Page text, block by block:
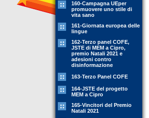
160-Campagna UEper
promuovere uno stile di
vita sano
161-Giornata europea delle
lingue
162-Terzo panel COFE,
JSTE di MEM a Cipro,
premio Natali 2021 e
adesioni contro
disinformazione
163-Terzo Panel COFE
164-JSTE del progetto
MEM a Cipro
165-Vincitori del Premio
Natali 2021